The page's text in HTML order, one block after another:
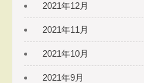
2021年12月
2021年11月
2021年10月
2021年9月